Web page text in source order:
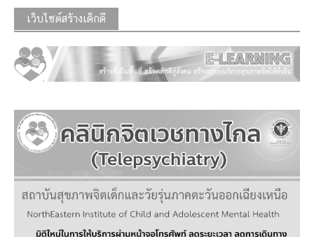
เว็บไซต์สร้างเด็กดี